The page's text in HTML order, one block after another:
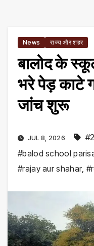
News राज्य और शहर
बालोद के
भरे पेड़ काटे
जांच शुरू
JUL 8, 2026
#balod school
#rajay aur shahar,